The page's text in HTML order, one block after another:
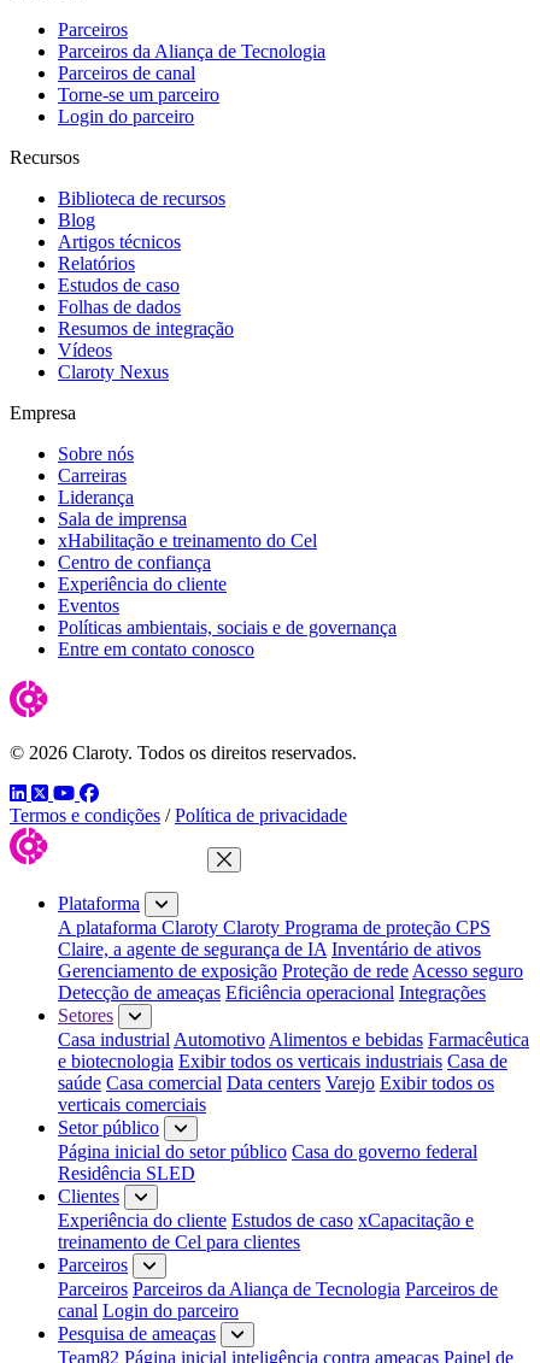
Parceiros
Parceiros da Aliança de Tecnologia
Parceiros de canal
Torne-se um parceiro
Login do parceiro
Recursos
Biblioteca de recursos
Blog
Artigos técnicos
Relatórios
Estudos de caso
Folhas de dados
Resumos de integração
Vídeos
Claroty Nexus
Empresa
Sobre nós
Carreiras
Liderança
Sala de imprensa
xHabilitação e treinamento do Cel
Centro de confiança
Experiência do cliente
Eventos
Políticas ambientais, sociais e de governança
Entre em contato conosco
© 2026 Claroty. Todos os direitos reservados.
LinkedIn
TwitterYouTube
Facebook
Termos e condições / Política de privacidade
Fechar menu
Plataforma
A plataforma Claroty Claroty Programa de proteção CPS
Claire, a agente de segurança de IA Inventário de ativos
Gerenciamento de exposição Proteção de rede Acesso seguro
Detecção de ameaças Eficiência operacional Integrações
Setores
Casa industrial Automotivo Alimentos e bebidas Farmacêutica
e biotecnologia Exibir todos os verticais industriais Casa de
saúde Casa comercial Data centers Varejo Exibir todos os
verticais comerciais
Setor público
Página inicial do setor público Casa do governo federal
Residência SLED
Clientes
Experiência do cliente Estudos de caso xCapacitação e
treinamento de Cel para clientes
Parceiros
Parceiros Parceiros da Aliança de Tecnologia Parceiros de
canal Login do parceiro
Pesquisa de ameaças
Team82 Página inicial inteligência contra ameaças Painel de